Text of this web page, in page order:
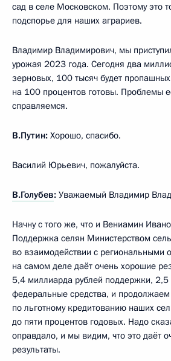
сад в селе Московском. Поэтому это
подспорье для наших аграриев.
Владимир Владимирович, мы
урожая 2023 года. Сегодня два
зерновых, 100 тысяч будет пропашных
на 100 процентов готовы. Проблемы
справляемся.
В.Путин: Хорошо, спасибо.
Василий Юрьевич, пожалуйста.
В.Голубев: Уважаемый Владимир
Начну с того же, что и Вениамин
Поддержка селян Министерством
во взаимодействии с региональными
на самом деле даёт очень хорошие
5,4 миллиарда рублей поддержки, 2,5
федеральные средства, и продолжаем
по льготному кредитованию наших
до пяти процентов годовых. Надо
оправдало, и мы видим, что это даёт
результаты.